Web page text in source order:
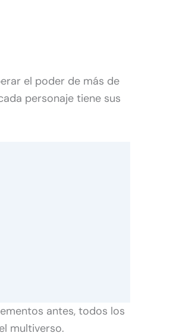
el poder de más de
personaje tiene sus
antes, todos los
multiverso.